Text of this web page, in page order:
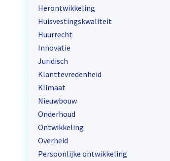
Herontwikkeling
Huisvestingskwaliteit
Huurrecht
Innovatie
Juridisch
Klanttevredenheid
Klimaat
Nieuwbouw
Onderhoud
Ontwikkeling
Overheid
Persoonlijke ontwikkeling